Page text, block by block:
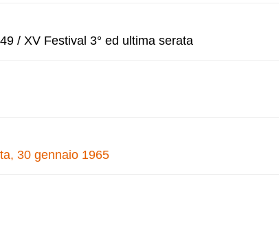
/ XV Festival 3° ed ultima serata
30 gennaio 1965